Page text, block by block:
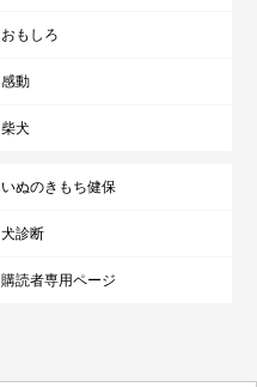
おもしろ
感動
柴犬
いぬのきもち健保
犬診断
購読者専用ページ